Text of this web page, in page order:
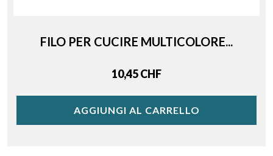
FILO PER CUCIRE MULTICOLORE...
Price
10,45 CHF
AGGIUNGI AL CARRELLO